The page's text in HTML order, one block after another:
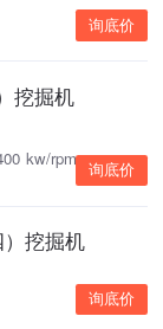
询底价
挖掘机
kw/rpm
询底价
挖掘机
询底价